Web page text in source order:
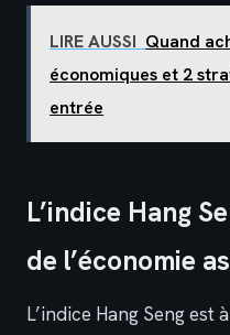
LIRE AUSSI Quand
économiques et 2
entrée
L’indice Hang
de l’économie
L’indice Hang Seng est